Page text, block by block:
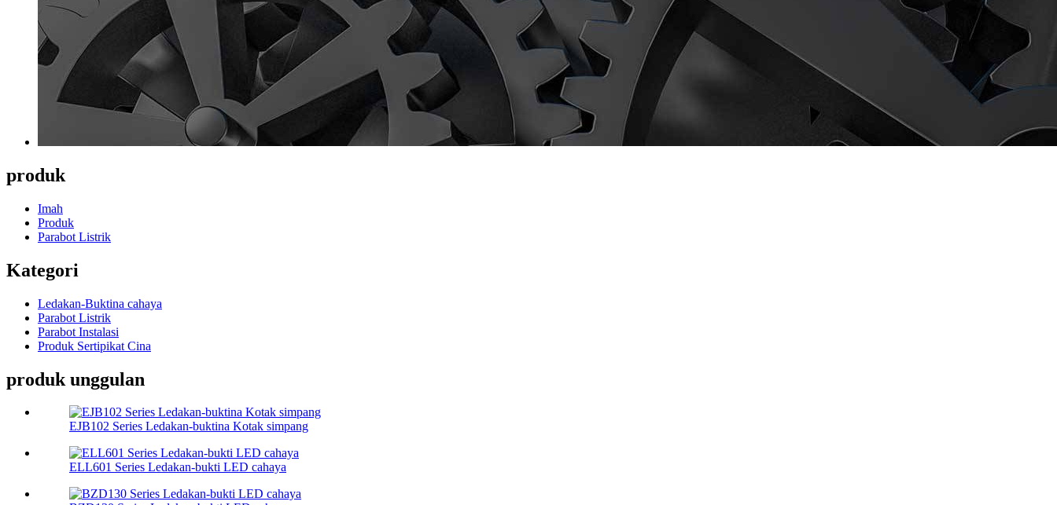
produk
Imah
Produk
Parabot Listrik
Kategori
Ledakan-Buktina cahaya
Parabot Listrik
Parabot Instalasi
Produk Sertipikat Cina
produk unggulan
EJB102 Series Ledakan-buktina Kotak simpang
ELL601 Series Ledakan-bukti LED cahaya